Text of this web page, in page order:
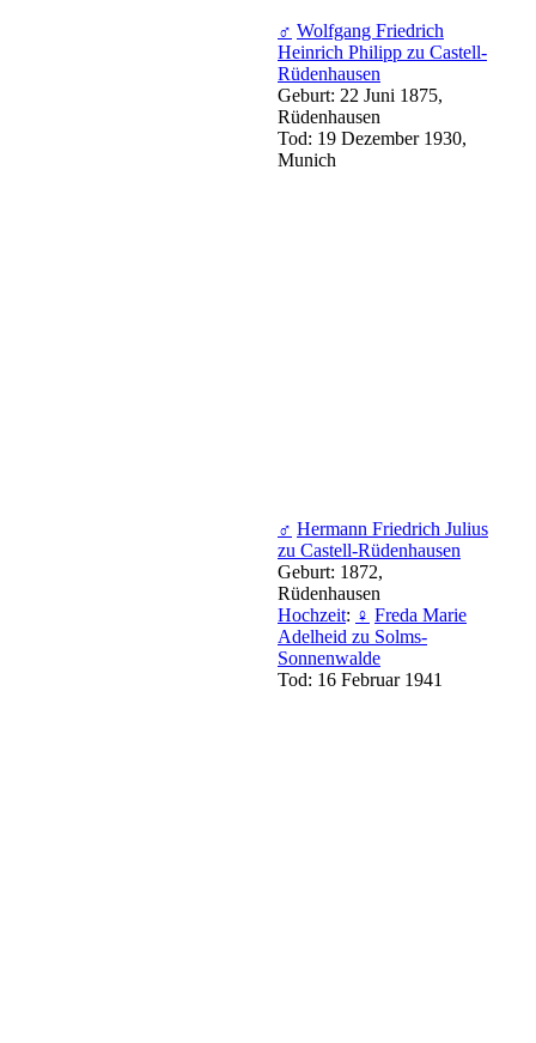
♂ Wolfgang Friedrich
Heinrich Philipp zu Castell-
Rüdenhausen
Geburt: 22 Juni 1875,
Rüdenhausen
Tod: 19 Dezember 1930,
Munich
♂ Hermann Friedrich Julius
zu Castell-Rüdenhausen
Geburt: 1872,
Rüdenhausen
Hochzeit: ♀ Freda Marie
Adelheid zu Solms-
Sonnenwalde
Tod: 16 Februar 1941